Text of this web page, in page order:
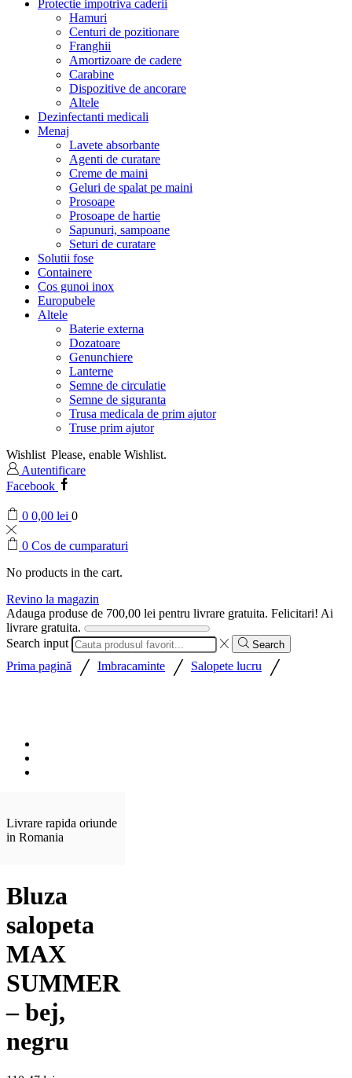
Protectie impotriva caderii
Hamuri
Centuri de pozitionare
Franghii
Amortizoare de cadere
Carabine
Dispozitive de ancorare
Altele
Dezinfectanti medicali
Menaj
Lavete absorbante
Agenti de curatare
Creme de maini
Geluri de spalat pe maini
Prosoape
Prosoape de hartie
Sapunuri, sampoane
Seturi de curatare
Solutii fose
Containere
Cos gunoi inox
Europubele
Altele
Baterie externa
Dozatoare
Genunchiere
Lanterne
Semne de circulatie
Semne de siguranta
Trusa medicala de prim ajutor
Truse prim ajutor
Wishlist Please, enable Wishlist.
Autentificare
Facebook
0 0,00 lei 0
0 Cos de cumparaturi
No products in the cart.
Revino la magazin
Adauga produse de 700,00 lei pentru livrare gratuita. Felicitari! Ai
livrare gratuita.
Search input
Search
Prima pagină / Imbracaminte / Salopete lucru /
Livrare rapida oriunde
in Romania
Bluza
salopeta
MAX
SUMMER
– bej,
negru